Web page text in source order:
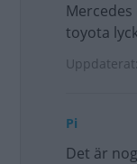
toyota
Pi
Det är